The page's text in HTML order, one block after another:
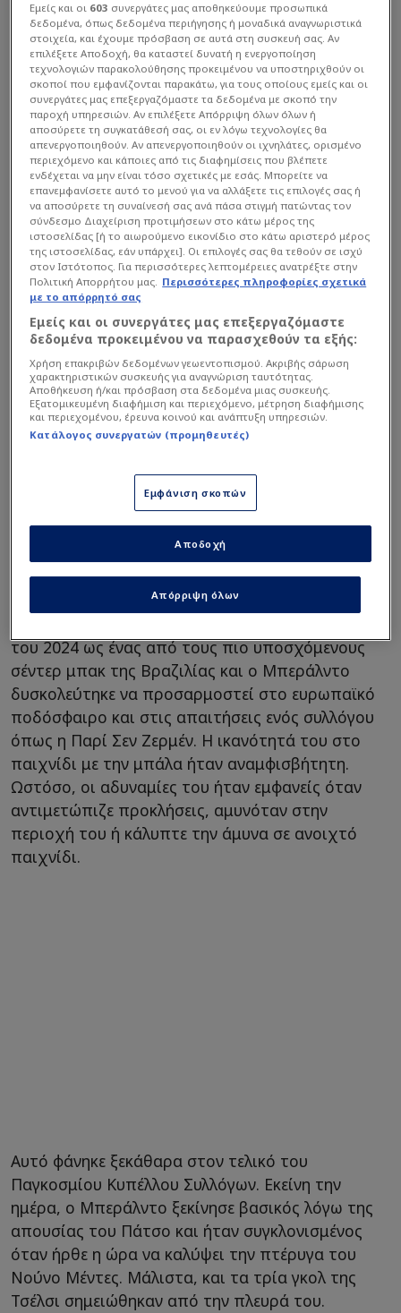
Ο τραυματισμός του Βιτίνια στον αγώνα με την
Λυών, ο οποίος τον ανάγκασε να αποχωρήσει
από το γήπεδο στο πρώτο ημίχρονο, ήταν ένα
μεγάλο πλήγμα για τηνΠαρί Σεν Ζερμέν, η οποία
περιμένει με αγωνία νέα για το αν θα μπορέσει να
αγωνιστεί εναντίον τηςΜπάγερν Μονάχουστα
ημιτελικά τουChampions League. Αλλά, για παν
ενδεχόμενο, ο Λουίς Ενρίκε έχει μετατρέψει τον
Λούκας Μπεράλντο, του οποίου η ζωή έχει
μεταμορφωθεί στο Παρκ ντε Πρενς.
Διαβάστε επίσης...
Παρί - Μπάγερν: Μάχη του
ρυθμού, πρέσινγκ και
μεγάλων προσώπων
Ο Ενρίκε ανανεώνει στην
Παρί και υπογράφει μυθικό
συμβόλαιο!
Από τη Σάο Πάολο στη Παρί
του 2024 ως ένας από τους πιο υποσχόμενους
σέντερ μπακ της Βραζιλίας και ο Μπεράλντο
δυσκολεύτηκε να προσαρμοστεί στο ευρωπαϊκό
ποδόσφαιρο και στις απαιτήσεις ενός συλλόγου
όπως η Παρί Σεν Ζερμέν. Η ικανότητά του στο
παιχνίδι με την μπάλα ήταν αναμφισβήτητη.
Ωστόσο, οι αδυναμίες του ήταν εμφανείς όταν
αντιμετώπιζε προκλήσεις, αμυνόταν στην
περιοχή του ή κάλυπτε την άμυνα σε ανοιχτό
παιχνίδι.
Αυτό φάνηκε ξεκάθαρα στον τελικό του
Παγκοσμίου Κυπέλλου Συλλόγων. Εκείνη την
ημέρα, ο Μπεράλντο ξεκίνησε βασικός λόγω της
απουσίας του Πάτσο και ήταν συγκλονισμένος
όταν ήρθε η ώρα να καλύψει την πτέρυγα του
Νούνο Μέντες. Μάλιστα, και τα τρία γκολ της
Τσέλσι σημειώθηκαν από την πλευρά του.
Εμείς και οι 603 συνεργάτες μας αποθηκεύουμε προσωπικά
δεδομένα, όπως δεδομένα περιήγησης ή μοναδικά αναγνωριστικά
στοιχεία, και έχουμε πρόσβαση σε αυτά στη συσκευή σας. Αν
επιλέξετε Αποδοχή, θα καταστεί δυνατή η ενεργοποίηση
τεχνολογιών παρακολούθησης προκειμένου να υποστηριχθούν οι
σκοποί που εμφανίζονται παρακάτω, για τους οποίους εμείς και οι
συνεργάτες μας επεξεργαζόμαστε τα δεδομένα με σκοπό την
παροχή υπηρεσιών. Αν επιλέξετε Απόρριψη όλων όλων ή
αποσύρετε τη συγκατάθεσή σας, οι εν λόγω τεχνολογίες θα
απενεργοποιηθούν. Αν απενεργοποιηθούν οι ιχνηλάτες, ορισμένο
περιεχόμενο και κάποιες από τις διαφημίσεις που βλέπετε
ενδέχεται να μην είναι τόσο σχετικές με εσάς. Μπορείτε να
επανεμφανίσετε αυτό το μενού για να αλλάξετε τις επιλογές σας ή
να αποσύρετε τη συναίνεσή σας ανά πάσα στιγμή πατώντας τον
σύνδεσμο Διαχείριση προτιμήσεων στο κάτω μέρος της
ιστοσελίδας [ή το αιωρούμενο εικονίδιο στο κάτω αριστερό μέρος
της ιστοσελίδας, εάν υπάρχει]. Οι επιλογές σας θα τεθούν σε ισχύ
στον Ιστότοπος. Για περισσότερες λεπτομέρειες ανατρέξτε στην
Πολιτική Απορρήτου μας. Περισσότερες πληροφορίες σχετικά
με το απόρρητό σας
Εμείς και οι συνεργάτες μας επεξεργαζόμαστε
δεδομένα προκειμένου να παρασχεθούν τα εξής:
Χρήση επακριβών δεδομένων γεωεντοπισμού. Ακριβής σάρωση
χαρακτηριστικών συσκευής για αναγνώριση ταυτότητας.
Αποθήκευση ή/και πρόσβαση στα δεδομένα μιας συσκευής.
Εξατομικευμένη διαφήμιση και περιεχόμενο, μέτρηση διαφήμισης
και περιεχομένου, έρευνα κοινού και ανάπτυξη υπηρεσιών.
Κατάλογος συνεργατών (προμηθευτές)
Εμφάνιση σκοπών
Απόρριψη όλων
Αποδοχή